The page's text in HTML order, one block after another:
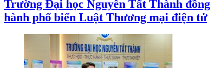
Trường Đại học Nguyễn Tất Thành đồng
hành phổ biến Luật Thương mại điện tử